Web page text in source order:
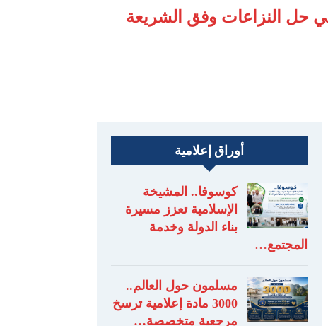
حل النزاعات وفق الشريعة
أوراق إعلامية
كوسوفا.. المشيخة
الإسلامية تعزز مسيرة
بناء الدولة وخدمة
المجتمع…
مسلمون حول العالم..
3000 مادة إعلامية ترسخ
مرجعية متخصصة…